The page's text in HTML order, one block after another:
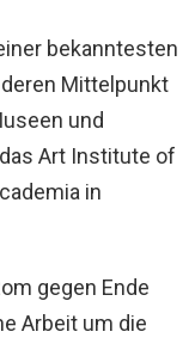
bekanntesten
Mittelpunkt
und
Art Institute of
in
gegen Ende
Arbeit um die